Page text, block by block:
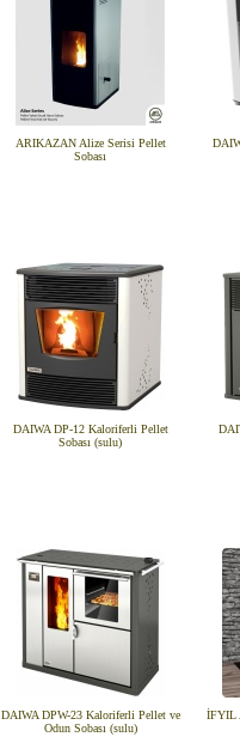
ARIKAZAN Alize Serisi Pellet
Sobası
DAIWA DP-12 Kaloriferli Pellet
Sobası (sulu)
DAIWA DPW-23 Kaloriferli Pellet ve
Odun Sobası (sulu)
İFYIL